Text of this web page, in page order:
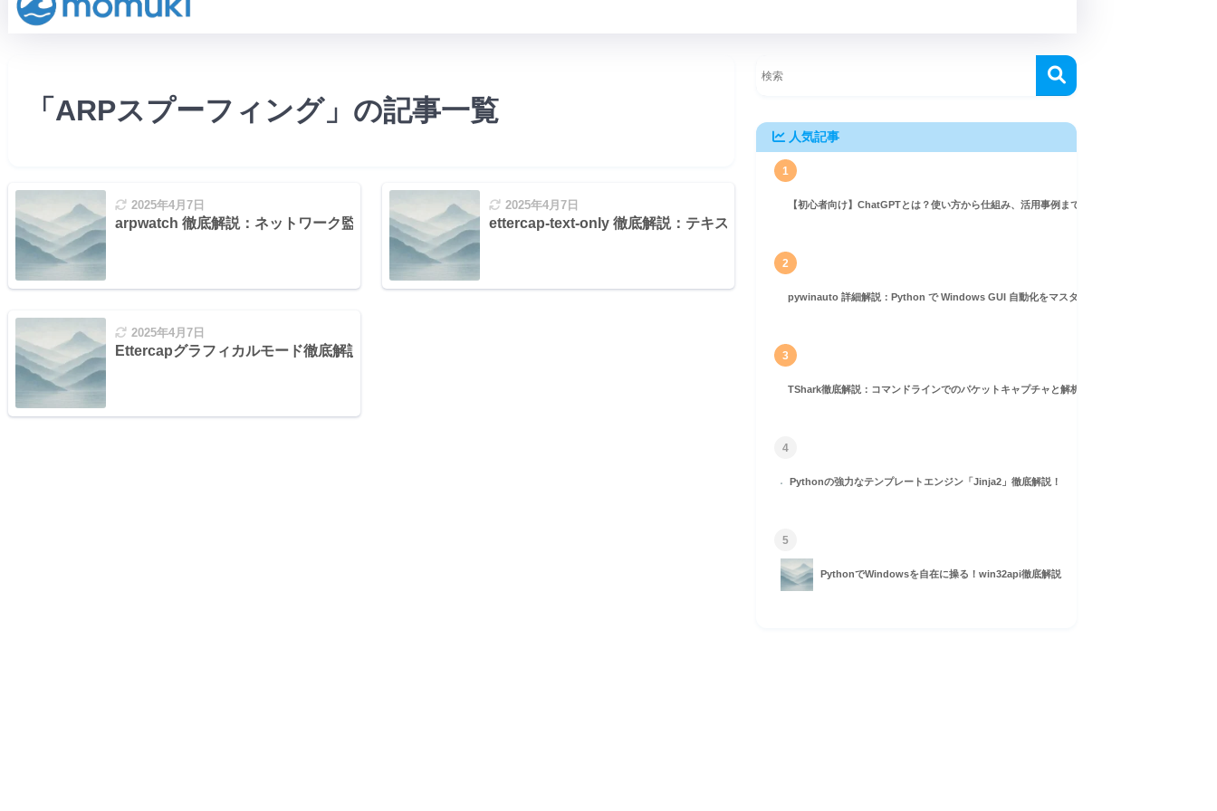
「ARPスプーフィング」の記事一覧
2025年4月7日
arpwatch 徹底解説：ネットワーク監視とセキュリティ強化
2025年4月7日
ettercap-text-only 徹底解説：テキストベースARPスプーフィングとMITM攻撃入門
2025年4月7日
Ettercapグラフィカルモード徹底解説：初心者向けガイド
人気記事
1
【初心者向け】ChatGPTとは？使い方から仕組み、活用事例まで徹底解説
2
pywinauto 詳細解説：Python で Windows GUI 自動化をマスターしよう！
3
TShark徹底解説：コマンドラインでのパケットキャプチャと解析ガイド
4
Pythonの強力なテンプレートエンジン「Jinja2」徹底解説！
5
PythonでWindowsを自在に操る！win32api徹底解説